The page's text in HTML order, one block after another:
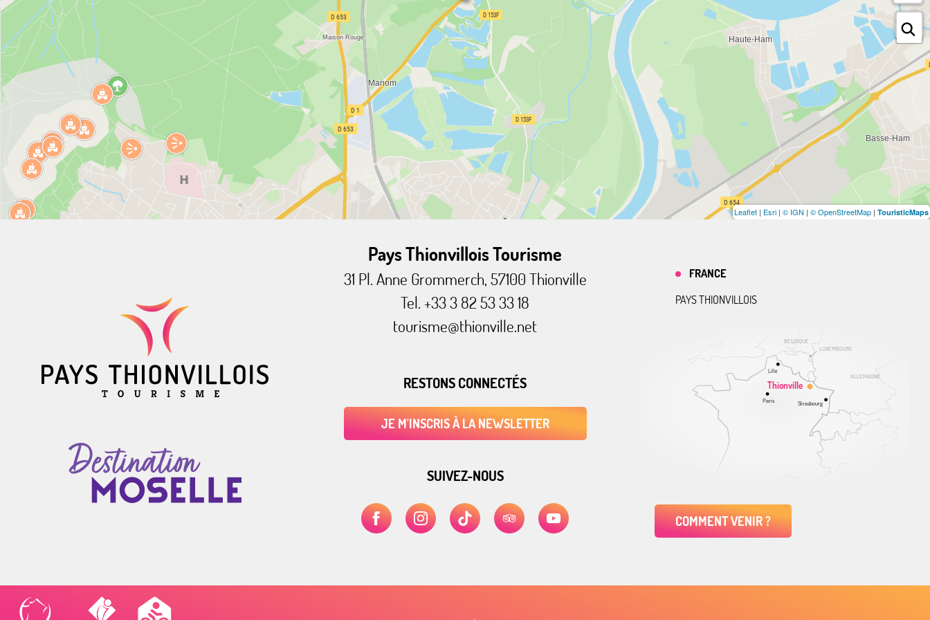
Leaflet | Esri | © IGN | © OpenStreetMap | TouristicMaps
Pays Thionvillois Tourisme
31 Pl. Anne Grommerch, 57100 Thionville
Tel. +33 3 82 53 33 18
tourisme@thionville.net
RESTONS CONNECTÉS
JE M'INSCRIS À LA NEWSLETTER
SUIVEZ-NOUS
ALLEMAGNE
BELGIQUE
LUXEMBOURG
Thionville
Lille
Paris Strasbourg
FRANCE
PAYS THIONVILLOIS
COMMENT VENIR ?